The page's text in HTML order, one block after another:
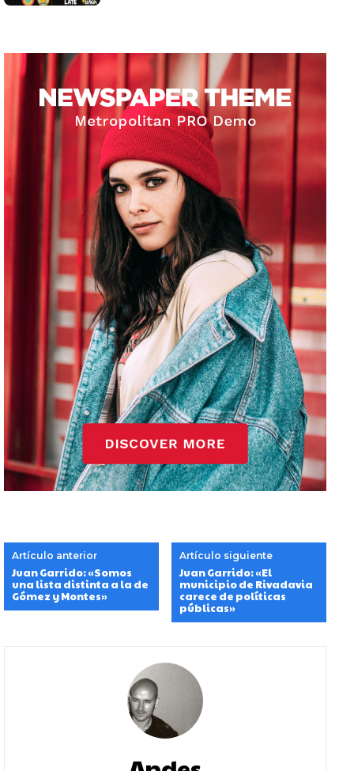
Artículo anterior
Juan Garrido: «Somos
una lista distinta a la de
Gómez y Montes»
Artículo siguiente
Juan Garrido: «El
municipio de Rivadavia
carece de políticas
públicas»